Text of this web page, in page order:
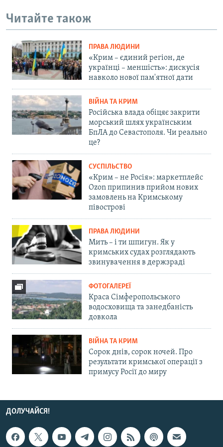
Читайте також
ПРАВА ЛЮДИНИ
«Крим – єдиний регіон, де
українці – меншість»: дискусія
навколо нової пам'ятної дати
ВІЙНА ТА КРИМ
Російська влада обіцяє закрити
морський шлях українським
БпЛА до Севастополя. Чи реально
це?
СУСПІЛЬСТВО
«Крим – не Росія»: маркетплейс
Ozon припинив прийом нових
замовлень на Кримському
півострові
ПРАВА ЛЮДИНИ
Мить – і ти шпигун. Як у
кримських судах розглядають
звинувачення в держзраді
ФОТОГАЛЕРЕЇ
Краса Сімферопольського
водосховища та занедбаність
довкола
ВІЙНА ТА КРИМ
Сорок днів, сорок ночей. Про
результати кримської операції з
примусу Росії до миру
ДОЛУЧАЙСЯ!